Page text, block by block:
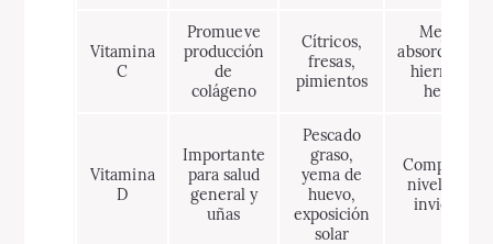
Vitamina
C
Promueve
producción
de
colágeno
Cítricos,
fresas,
pimientos
Mejora
absorción de
hierro no
hemo
Vitamina
D
Importante
para salud
general y
uñas
Pescado
graso,
yema de
huevo,
exposición
solar
Comprobar
niveles en
invierno